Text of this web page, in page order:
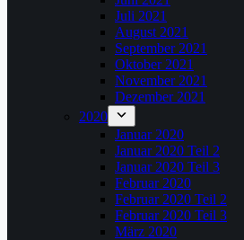
Juli 2021
August 2021
September 2021
Oktober 2021
November 2021
Dezember 2021
2020
Januar 2020
Januar 2020 Teil 2
Januar 2020 Teil 3
Februar 2020
Februar 2020 Teil 2
Februar 2020 Teil 3
März 2020